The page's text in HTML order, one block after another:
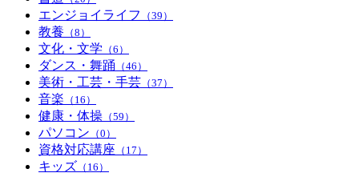
エンジョイライフ （39）
教養 （8）
文化・文学 （6）
ダンス・舞踊 （46）
美術・工芸・手芸 （37）
音楽 （16）
健康・体操 （59）
パソコン （0）
資格対応講座 （17）
キッズ （16）